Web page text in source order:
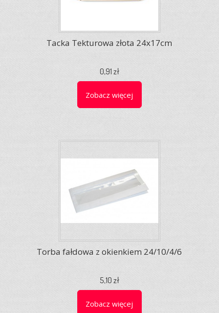
Tacka Tekturowa złota 24x17cm
0,91 zł
Zobacz więcej
Torba fałdowa z okienkiem 24/10/4/6
5,10 zł
Zobacz więcej